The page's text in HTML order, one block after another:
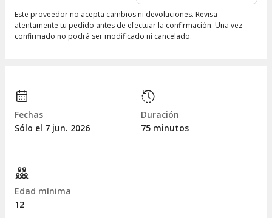
Este proveedor no acepta cambios ni devoluciones. Revisa
atentamente tu pedido antes de efectuar la confirmación. Una vez
confirmado no podrá ser modificado ni cancelado.
Fechas
Sólo el 7 jun. 2026
Duración
75 minutos
Edad mínima
12